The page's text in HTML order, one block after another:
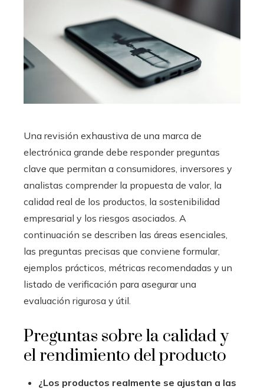
Una revisión exhaustiva de una marca de
electrónica grande debe responder preguntas
clave que permitan a consumidores, inversores y
analistas comprender la propuesta de valor, la
calidad real de los productos, la sostenibilidad
empresarial y los riesgos asociados. A
continuación se describen las áreas esenciales,
las preguntas precisas que conviene formular,
ejemplos prácticos, métricas recomendadas y un
listado de verificación para asegurar una
evaluación rigurosa y útil.
Preguntas sobre la calidad y
el rendimiento del producto
¿Los productos realmente se ajustan a las